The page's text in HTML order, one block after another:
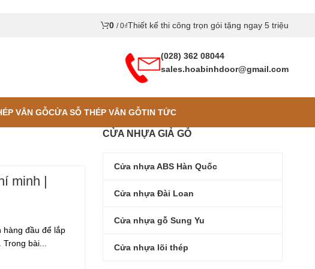
0 / 0₫Thiết kế thi công trọn gói tặng ngay 5 triệu
(028) 362 08044
sales.hoabinhdoor@gmail.com
VÂN GỖCỬA SỖ THÉP VÂN GỖTIN TỨC
minh |
hàng đầu để lắp
bài...
CỬA NHỰA GIẢ GỖ
Cửa nhựa ABS Hàn Quốc
Cửa nhựa Đài Loan
Cửa nhựa gỗ Sung Yu
Cửa nhựa lõi thép